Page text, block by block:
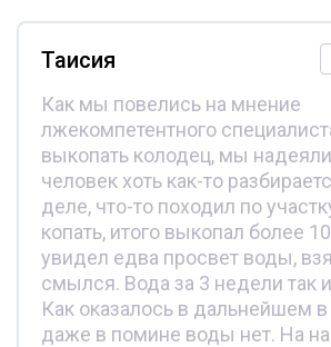
Таисия
Как мы повелись на мнение
лжекомпетентного
выкопать колодец, мы
человек хоть как-то
деле, что-то походил по
копать, итого выкопал более
увидел едва просвет воды,
смылся. Вода за 3 недели так
Как оказалось в дальнейшем
даже в помине воды нет. На